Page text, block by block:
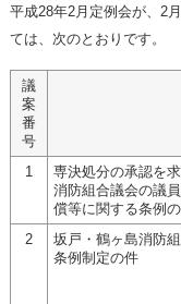
平成28年2月定例会が、2
ては、次のとおりです。
議
案
番
号
1
専決処分の承認を
消防組合議会の議
償等に関する条例
2
坂戸・鶴ヶ島消防
条例制定の件